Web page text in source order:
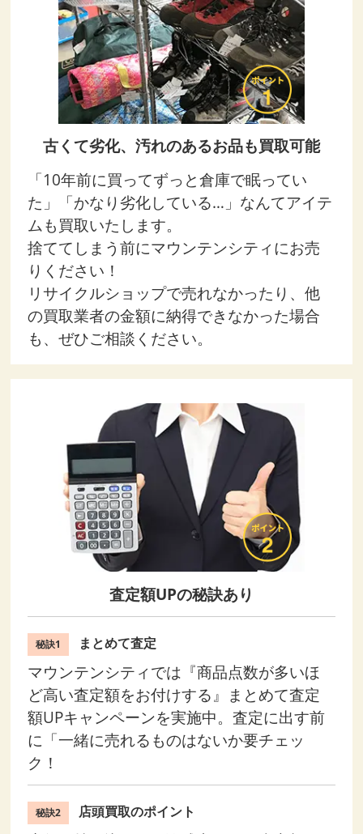
古くて劣化、汚れのあるお品も買取可能
「10年前に買ってずっと倉庫で眠ってい
た」「かなり劣化している…」なんてアイテ
ムも買取いたします。
捨ててしまう前にマウンテンシティにお売
りください！
リサイクルショップで売れなかったり、他
の買取業者の金額に納得できなかった場合
も、ぜひご相談ください。
査定額UPの秘訣あり
秘訣1 まとめて査定
マウンテンシティでは『商品点数が多いほ
ど高い査定額をお付けする』まとめて査定
額UPキャンペーンを実施中。査定に出す前
に「一緒に売れるものはないか要チェッ
ク！
秘訣2 店頭買取のポイント